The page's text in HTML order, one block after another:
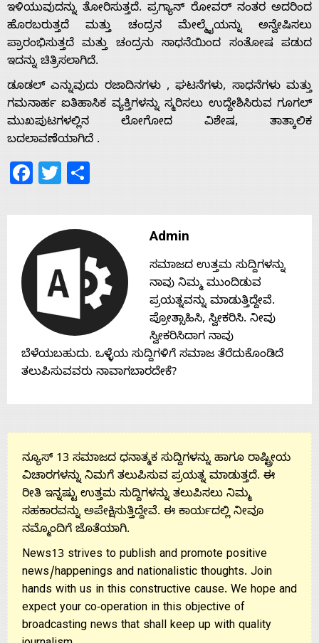
Home
About
Us
Advertise
With
Contact
Us
ಇಳಿಯುವುದನ್ನು ತೋರಿಸುತ್ತದೆ. ಪ್ರಗ್ಯಾನ್ ರೋವರ್ ನಂತರ ಅದರಿಂದ
ಹೊರಬರುತ್ತದೆ ಮತ್ತು ಚಂದ್ರನ ಮೇಲ್ಮೈಯನ್ನು ಅನ್ವೇಷಿಸಲು
ಪ್ರಾರಂಭಿಸುತ್ತದೆ ಮತ್ತು ಚಂದ್ರನು ಸಾಧನೆಯಿಂದ ಸಂತೋಷ ಪಡುದ
ಇದನ್ನು ಚಿತ್ರಿಸಲಾಗಿದೆ.
ಡೂಡಲ್ ಎನ್ನುವುದು ರಜಾದಿನಗಳು , ಘಟನೆಗಳು, ಸಾಧನೆಗಳು ಮತ್ತು
ಗಮನಾರ್ಹ ಐತಿಹಾಸಿಕ ವ್ಯಕ್ತಿಗಳನ್ನು ಸ್ಮರಿಸಲು ಉದ್ದೇಶಿಸಿರುವ ಗೂಗಲ್
ಮುಖಪುಟಗಳಲ್ಲಿನ ಲೋಗೋದ ವಿಶೇಷ, ತಾತ್ಕಾಲಿಕ
ಬದಲಾವಣೆಯಾಗಿದೆ .
Facebook
Twitter
Admin
ಸಮಾಜದ ಉತ್ತಮ ಸುದ್ದಿಗಳನ್ನು
ನಾವು ನಿಮ್ಮ ಮುಂದಿಡುವ
ಪ್ರಯತ್ನವನ್ನು ಮಾಡುತ್ತಿದ್ದೇವೆ.
ಪ್ರೋತ್ಸಾಹಿಸಿ, ಸ್ವೀಕರಿಸಿ. ನೀವು
ಸ್ವೀಕರಿಸಿದಾಗ ನಾವು
ಬೆಳೆಯಬಹುದು. ಒಳ್ಳೆಯ ಸುದ್ದಿಗಳಿಗೆ ಸಮಾಜ ತೆರೆದುಕೊಂಡಿದೆ
ತಲುಪಿಸುವವರು ನಾವಾಗಬಾರದೇಕೆ?
ನ್ಯೂಸ್ 13 ಸಮಾಜದ ಧನಾತ್ಮಕ ಸುದ್ದಿಗಳನ್ನು ಹಾಗೂ ರಾಷ್ಟ್ರೀಯ
ವಿಚಾರಗಳನ್ನು ನಿಮಗೆ ತಲುಪಿಸುವ ಪ್ರಯತ್ನ ಮಾಡುತ್ತದೆ. ಈ
ರೀತಿ ಇನ್ನಷ್ಟು ಉತ್ತಮ ಸುದ್ದಿಗಳನ್ನು ತಲುಪಿಸಲು ನಿಮ್ಮ
ಸಹಕಾರವನ್ನು ಅಪೇಕ್ಷಿಸುತ್ತಿದ್ದೇವೆ. ಈ ಕಾರ್ಯದಲ್ಲಿ ನೀವೂ
ನಮ್ಮೊಂದಿಗೆ ಜೊತೆಯಾಗಿ.
News13 strives to publish and promote positive
news/happenings and nationalistic thoughts. Join
hands with us in this constructive cause. We hope and
expect your co-operation in this objective of
broadcasting news that shall keep up with quality